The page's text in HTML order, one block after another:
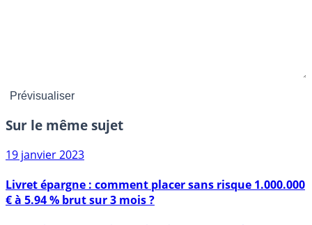
Sur le même sujet
Livret épargne : comment placer sans risque 1.000.000